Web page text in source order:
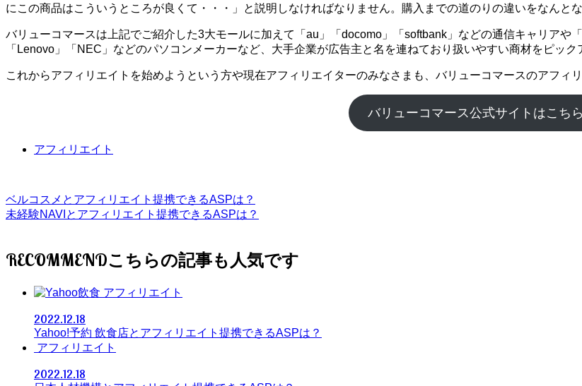
にこの商品はこういうところが良くて・・・」と説明しなければなりません。購入までの道のりの違いをなんと
バリューコマースは上記でご紹介した3大モールに加えて「au」「docomo」「softbank」などの通信キャリアや
「Lenovo」「NEC」などのパソコンメーカーなど、大手企業が広告主と名を連ねており扱いやすい商材をピック
これからアフィリエイトを始めようという方や現在アフィリエイターのみなさまも、バリューコマースのアフィ
バリューコマース公式サイトはこちら
アフィリエイト
ベルコスメとアフィリエイト提携できるASPは？
未経験NAVIとアフィリエイト提携できるASPは？
RECOMMEND
アフィリエイト
2022.12.18
Yahoo!予約 飲食店とアフィリエイト提携できるASPは？
アフィリエイト
2022.12.18